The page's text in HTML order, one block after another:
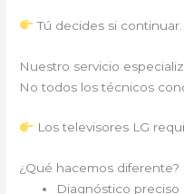
Tú decides si continuar.
Nuestro servicio
No todos los técnicos
Los televisores LG
¿Qué hacemos diferente?
Diagnóstico preciso